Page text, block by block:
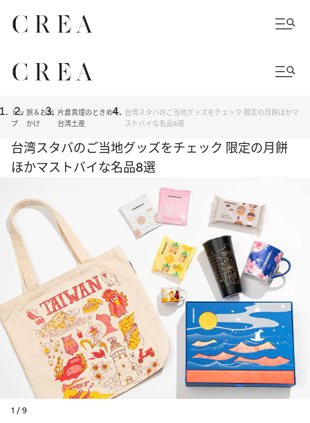
トッ
プ
旅＆お出
かけ
片倉真理のときめく
台湾土産
台湾スタバのご当地グッズをチェック 限定の月餅ほかマ
ストバイな名品8選
台湾スタバのご当地グッズをチェック 限定の月餅
ほかマストバイな名品8選
1 / 9